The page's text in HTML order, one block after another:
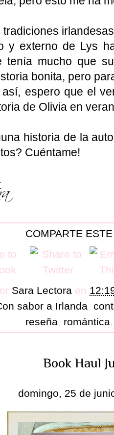
y externo de Lys
tenía mucho que
bonita, pero
así, espero que el
de Olivia en
historia de la
Cuéntame!
COMPARTE
Sara Lectora en
sabor a Irlanda,
reseña, romántica
Book Haul
domingo, 25 de